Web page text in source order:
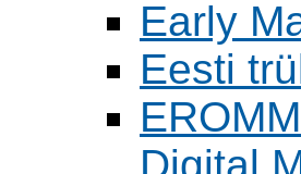
Early
Eesti